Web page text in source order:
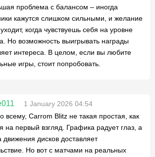
проблема с балансом – иногда
кажутся слишком сильными, и желание
уходит, когда чувствуешь себя на уровне
Но возможность выигрывать награды
интереса. В целом, если вы любите
игры, стоит попробовать.
1 January 2026 04:54
всему, Carrom Blitz не такая простая, как
на первый взгляд. Графика радует глаз, а
движения дисков доставляет
Но вот с матчами на реальных